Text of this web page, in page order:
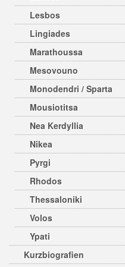
Lesbos
Lingiades
Marathoussa
Mesovouno
Monodendri / Sparta
Mousiotitsa
Nea Kerdyllia
Nikea
Pyrgi
Rhodos
Thessaloniki
Volos
Ypati
Kurzbiografien